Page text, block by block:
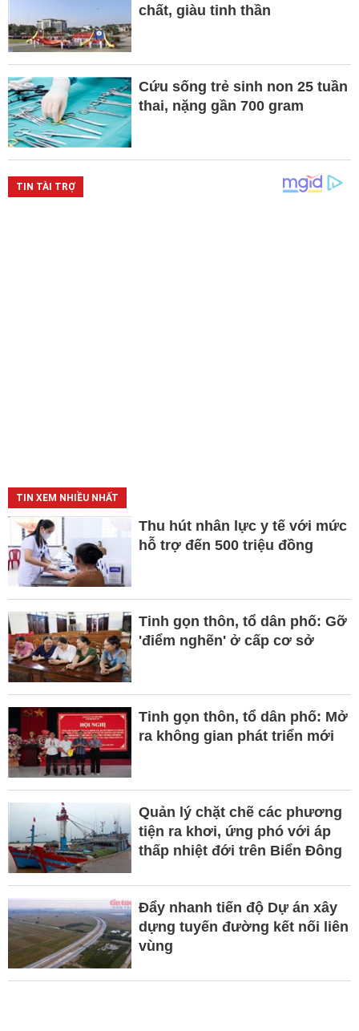
chất, giàu tinh thần
Cứu sống trẻ sinh non 25 tuần
thai, nặng gần 700 gram
TIN XEM NHIỀU NHẤT
Thu hút nhân lực y tế với mức
hỗ trợ đến 500 triệu đồng
Tinh gọn thôn, tổ dân phố: Gỡ
'điểm nghẽn' ở cấp cơ sở
Tinh gọn thôn, tổ dân phố: Mở
ra không gian phát triển mới
Quản lý chặt chẽ các phương
tiện ra khơi, ứng phó với áp
thấp nhiệt đới trên Biển Đông
Đẩy nhanh tiến độ Dự án xây
dựng tuyến đường kết nối liên
vùng